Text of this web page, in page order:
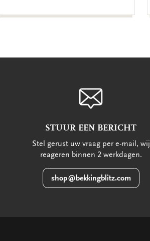
STUUR EEN BERICHT
Stel gerust uw vraag per e-mail, wij
reageren binnen 2 werkdagen.
shop@bekkingblitz.com